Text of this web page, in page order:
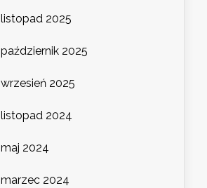
listopad 2025
październik 2025
wrzesień 2025
listopad 2024
maj 2024
marzec 2024